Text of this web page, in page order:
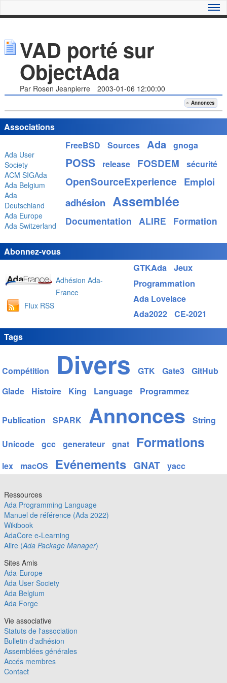
VAD porté sur
ObjectAda
Par Rosen Jeanpierre 2003-01-06 12:00:00
Annonces
Associations
Ada User
Society
ACM SIGAda
Ada Belgium
Ada
Deutschland
Ada Europe
Ada Switzerland
Abonnez-vous
Adhésion Ada-
France
Flux RSS
Tags
FreeBSD Sources Ada gnoga
POSS release FOSDEM sécurité
OpenSourceExperience Emploi
adhésion Assemblée
Documentation ALIRE Formation
GTKAda Jeux
Programmation
Ada Lovelace
Ada2022
CE-2021
Compétition Divers GTK Gate3
GitHub
Glade
Histoire King Language Programmez
Publication SPARK Annonces String
Unicode gcc generateur gnat Formations
lex macOS Evénements GNAT yacc
Ressources
Ada Programming Language
Manuel de référence (Ada 2022)
Wikibook
AdaCore e-Learning
Alire (Ada Package Manager)
Sites Amis
Ada-Europe
Ada User Society
Ada Belgium
Ada Forge
Vie associative
Statuts de l'association
Bulletin d'adhésion
Assemblées générales
Accés membres
Contact